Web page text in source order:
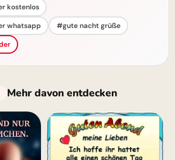
kostenlos
whatsapp
#gute nacht grüße
Mehr davon entdecken